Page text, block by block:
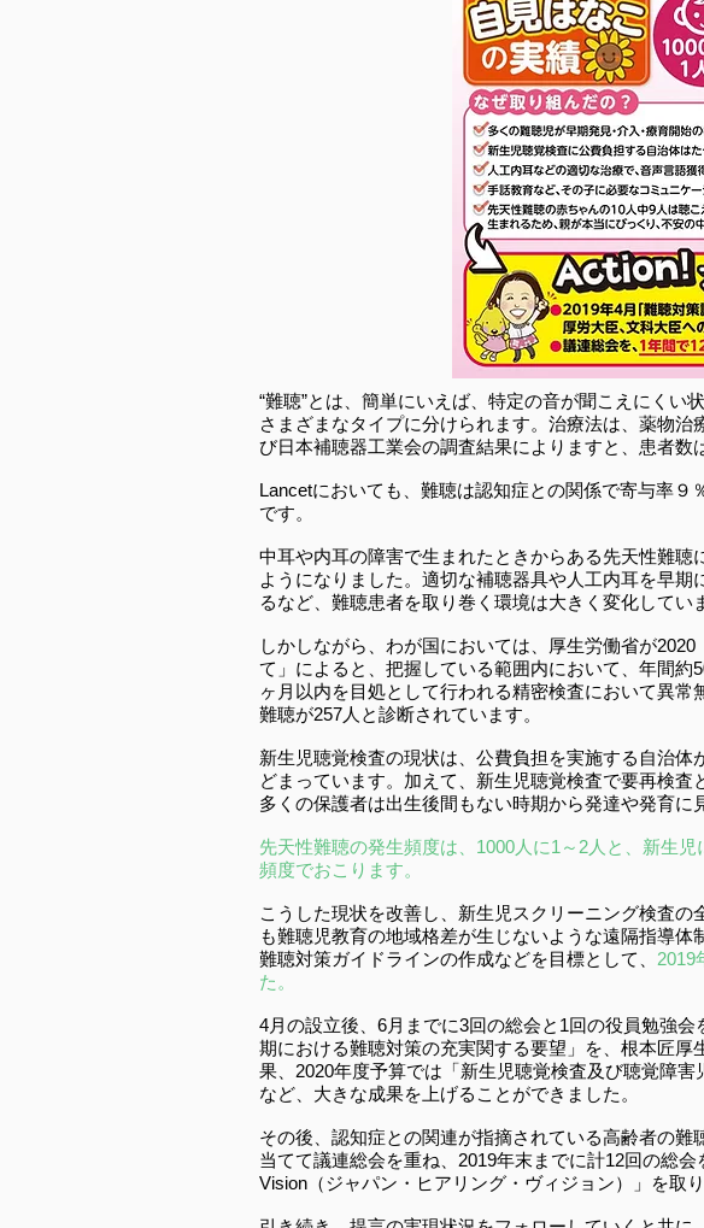
“難聴”とは、簡単にいえば、特定の音が聞こえにくい
さまざまなタイプに分けられます。治療法は、薬物
び日本補聴器工業会の調査結果によりますと、患者数
Lancetにおいても、難聴は認知症との関係で寄与率
です。
中耳や内耳の障害で生まれたときからある先天性難
ようになりました。適切な補聴器具や人工内耳を早
るなど、難聴患者を取り巻く環境は大きく変化してい
しかしながら、わが国においては、厚生労働省が
て」によると、把握している範囲内において、年間
ヶ月以内を目処として行われる精密検査において異
難聴が257人と診断されています。
新生児聴覚検査の現状は、公費負担を実施する自治
どまっています。加えて、新生児聴覚検査で要再検
多くの保護者は出生後間もない時期から発達や発育に
先天性難聴の発生頻度は、1000人に1～2人と、新生
頻度でおこります。
こうした現状を改善し、新生児スクリーニング検査
も難聴児教育の地域格差が生じないような遠隔指導
難聴対策ガイドラインの作成などを目標として、 2019
た。
4月の設立後、6月までに3回の総会と1回の役員勉強
期における難聴対策の充実関する要望」を、根本匠
果、2020年度予算では「新生児聴覚検査及び聴覚障
など、大きな成果を上げることができました。
その後、認知症との関連が指摘されている高齢者の
当てて議連総会を重ね、2019年末までに計12回の総
Vision（ジャパン・ヒアリング・ヴィジョン）」を取り